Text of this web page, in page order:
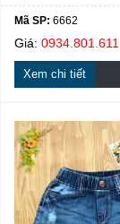
Mã SP: 6662
Giá: 0934.801.611
Xem chi tiết